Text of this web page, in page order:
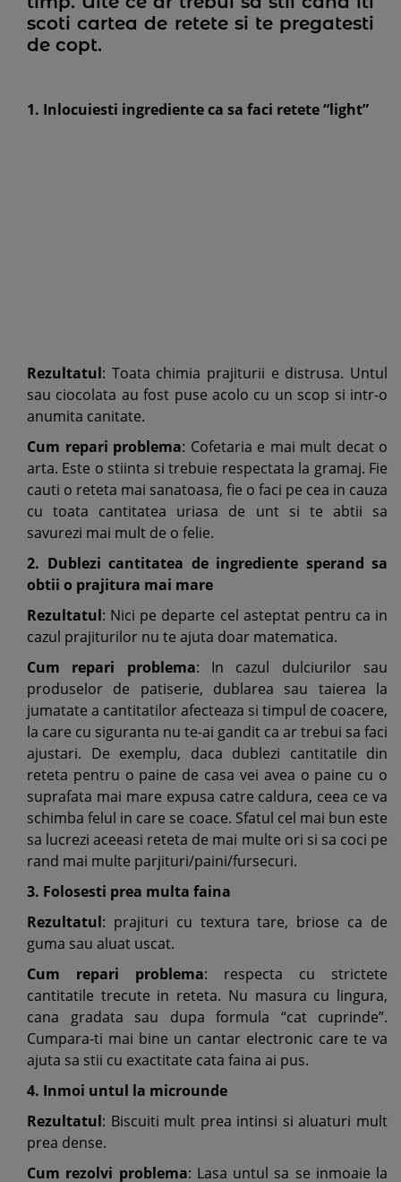
scoti cartea de retete si te pregatesti
de copt.
1. Inlocuiesti ingrediente ca sa faci retete “light”
Rezultatul: Toata chimia prajiturii e distrusa. Untul
sau ciocolata au fost puse acolo cu un scop si intr-o
anumita canitate.
Cum repari problema: Cofetaria e mai mult decat o
arta. Este o stiinta si trebuie respectata la gramaj. Fie
cauti o reteta mai sanatoasa, fie o faci pe cea in cauza
cu toata cantitatea uriasa de unt si te abtii sa
savurezi mai mult de o felie.
2. Dublezi cantitatea de ingrediente sperand sa
obtii o prajitura mai mare
Rezultatul: Nici pe departe cel asteptat pentru ca in
cazul prajiturilor nu te ajuta doar matematica.
Cum repari problema: In cazul dulciurilor sau
produselor de patiserie, dublarea sau taierea la
jumatate a cantitatilor afecteaza si timpul de coacere,
la care cu siguranta nu te-ai gandit ca ar trebui sa faci
ajustari. De exemplu, daca dublezi cantitatile din
reteta pentru o paine de casa vei avea o paine cu o
suprafata mai mare expusa catre caldura, ceea ce va
schimba felul in care se coace. Sfatul cel mai bun este
sa lucrezi aceeasi reteta de mai multe ori si sa coci pe
rand mai multe parjituri/paini/fursecuri.
3. Folosesti prea multa faina
Rezultatul: prajituri cu textura tare, briose ca de
guma sau aluat uscat.
Cum repari problema: respecta cu strictete
cantitatile trecute in reteta. Nu masura cu lingura,
cana gradata sau dupa formula “cat cuprinde”.
Cumpara-ti mai bine un cantar electronic care te va
ajuta sa stii cu exactitate cata faina ai pus.
4. Inmoi untul la microunde
Rezultatul: Biscuiti mult prea intinsi si aluaturi mult
prea dense.
Cum rezolvi problema: Lasa untul sa se inmoaie la